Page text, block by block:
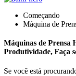
Começando
Máquina de
Máquinas de Prensa
Produtividade, Faça
Se você está